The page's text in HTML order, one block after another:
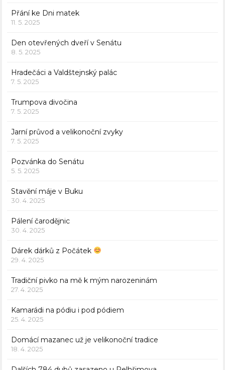
Přání ke Dni matek
11. 5. 2025
Den otevřených dveří v Senátu
8. 5. 2025
Hradečáci a Valdštejnský palác
7. 5. 2025
Trumpova divočina
7. 5. 2025
Jarní průvod a velikonoční zvyky
7. 5. 2025
Pozvánka do Senátu
5. 5. 2025
Stavění máje v Buku
30. 4. 2025
Pálení čarodějnic
30. 4. 2025
Dárek dárků z Počátek
29. 4. 2025
Tradiční pivko na mě k mým narozeninám
27. 4. 2025
Kamarádi na pódiu i pod pódiem
25. 4. 2025
Domácí mazanec už je velikonoční tradice
18. 4. 2025